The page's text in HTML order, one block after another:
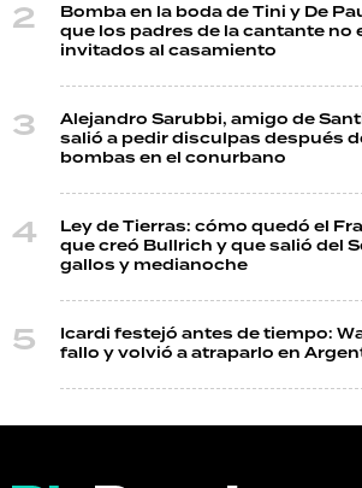
Bomba en la boda de Tini y De
que los padres de la cantante no
invitados al casamiento
Alejandro Sarubbi, amigo de
salió a pedir disculpas después
bombas en el conurbano
Ley de Tierras: cómo quedó el
que creó Bullrich y que salió del
gallos y medianoche
Icardi festejó antes de tiempo:
fallo y volvió a atraparlo en